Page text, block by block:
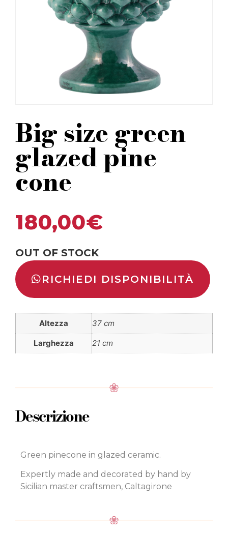
Big size green
glazed pine
cone
180,00€
OUT OF STOCK
RICHIEDI DISPONIBILITÀ
Altezza 37 cm
Larghezza 21 cm
Descrizione
Green pinecone in glazed ceramic.
Expertly made and decorated by hand by
Sicilian master craftsmen, Caltagirone